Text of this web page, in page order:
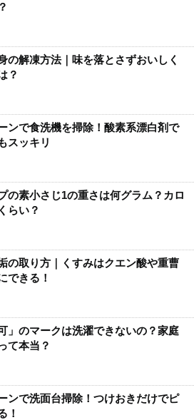
の解凍方法｜味を落とさずおいしく
？
ンで食洗機を掃除！酸素系漂白剤で
スッキリ
の素小さじ1の重さは何グラム？カロ
らい？
の取り方｜くすみはクエン酸や重曹
できる！
」のマークは洗濯できないの？家庭
て本当？
ンで洗面台掃除！つけおきだけでピ
！